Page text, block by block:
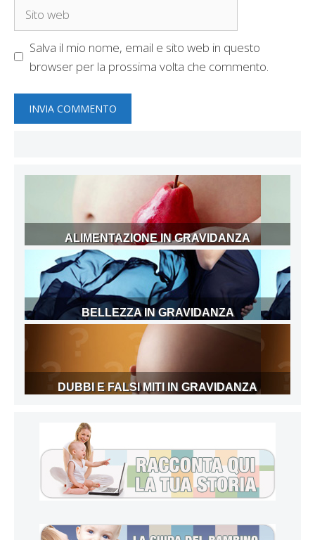
Salva il mio nome, email e sito web in questo
browser per la prossima volta che commento.
ALIMENTAZIONE IN GRAVIDANZA
BELLEZZA IN GRAVIDANZA
DUBBI E FALSI MITI IN GRAVIDANZA